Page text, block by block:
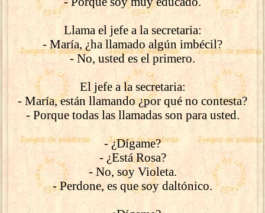
Llama el jefe a la secretaria:
- María, ¿ha llamado algún imbécil?
- No, usted es el primero.
El jefe a la secretaria:
- María, están llamando ¿por qué no contesta?
- Porque todas las llamadas son para usted.
- ¿Dígame?
- ¿Está Rosa?
- No, soy Violeta.
- Perdone, es que soy daltónico.